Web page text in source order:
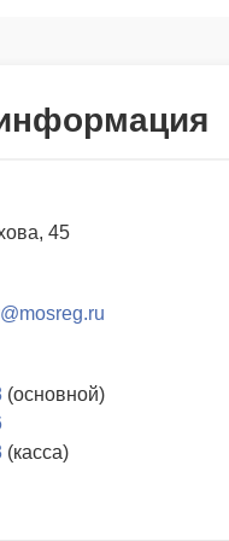
45
(основной)
(касса)